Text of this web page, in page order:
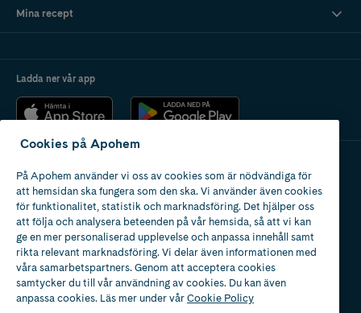
Mina recept
Ladda ner vår app
Apotek med tillstånd
av Läkemedelsverket
Cookies på Apohem
På Apohem använder vi oss av cookies som är nödvändiga för
att hemsidan ska fungera som den ska. Vi använder även cookies
för funktionalitet, statistik och marknadsföring. Det hjälper oss
att följa och analysera beteenden på vår hemsida, så att vi kan
ge en mer personaliserad upplevelse och anpassa innehåll samt
rikta relevant marknadsföring. Vi delar även informationen med
våra samarbetspartners. Genom att acceptera cookies
samtycker du till vår användning av cookies. Du kan även
anpassa cookies. Läs mer under vårCookie Policy